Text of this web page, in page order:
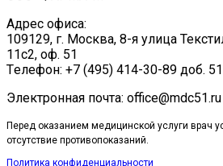
Адрес офиса:
109129, г. Москва, ​8-я улица
11с2, оф. 51
Tелефон: +7 (495) 414-30-89 доб. 51
Электронная почта: office@mdc51.ru
Перед оказанием медицинской услуги врач
отсутствие противопоказаний.
Политика конфиденциальности